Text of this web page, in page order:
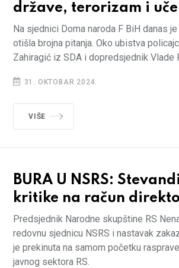
države, terorizam i
Na sjednici Doma naroda F BiH danas
otišla brojna pitanja. Oko ubistva
Zahiragić iz SDA i dopredsjednik Vlade
31. OKTOBAR 2024.
VIŠE
BURA U NSRS:
kritike na račun
Predsjednik Narodne skupštine RS
redovnu sjednicu NSRS i nastavak
je prekinuta na samom početku
javnog sektora RS.